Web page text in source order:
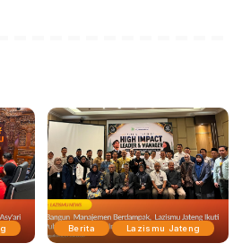
Berita Lazismu Jateng